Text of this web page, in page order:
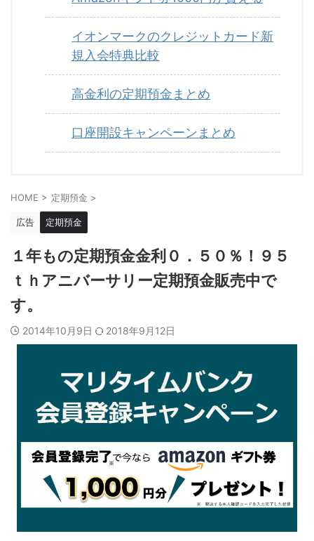
イオンマークのクレジットカード新
規入会特典比較
高金利の定期預金まとめ
口座開設キャンペーンまとめ
HOME > 定期預金 >
広告 定期預金
１年もの定期預金金利０．５０％！９５
ｔｈアニバーサリー定期預金販売中で
す。
2014年10月9日 2018年9月12日